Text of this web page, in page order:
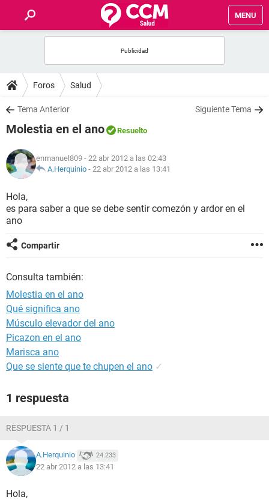
MENU
FOROS
SALUD
NUTRICIÓN
BIENESTAR
Foros Salud
Tema Anterior Siguiente Tema
Molestia en el ano Resuelto
enmanuel809 - 22 abr 2012 a las 02:43
A.Herquinio - 22 abr 2012 a las 13:41
Hola,
es para saber a que se debe sentir comezón y ardor en el
ano
Compartir
Consulta también:
Molestia en el ano
Qué significa ano
Músculo elevador del ano
Picazon en el ano
Marisca ano
Que se siente que te chupen el ano ✓
1 respuesta
RESPUESTA 1 / 1
A.Herquinio 24.233
22 abr 2012 a las 13:41
Hola,